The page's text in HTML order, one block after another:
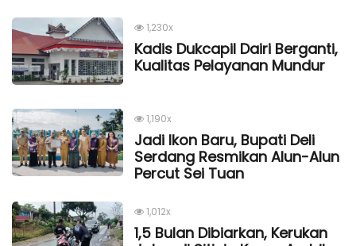
1,230x
Kadis Dukcapil Dairi Berganti,
Kualitas Pelayanan Mundur
1,190x
Jadi Ikon Baru, Bupati Deli
Serdang Resmikan Alun-Alun
Percut Sei Tuan
1,012x
1,5 Bulan Dibiarkan, Kerukan